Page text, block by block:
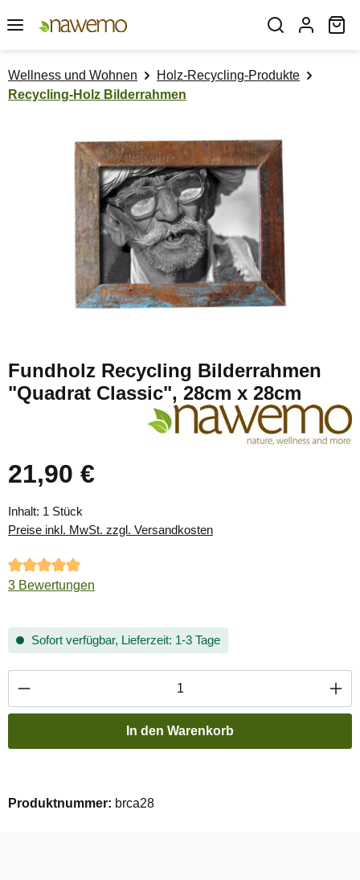
Zum Hauptinhalt springen
Wellness und Wohnen
Holz-Recycling-Produkte
Recycling-Holz Bilderrahmen
Bildergalerie überspringen
Fundholz Recycling Bilderrahmen
"Quadrat Classic", 28cm x 28cm
Regulärer Preis:
21,90 €
Inhalt: 1 Stück
Preise inkl. MwSt. zzgl. Versandkosten
Durchschnittliche Bewertung von 5 von 5 Sternen
3 Bewertungen
Sofort verfügbar, Lieferzeit: 1-3 Tage
Produkt Anzahl: Gib den gewünschten
In den Warenkorb
Produktnummer: brca28